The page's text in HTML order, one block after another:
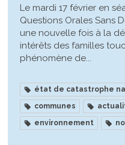
Le mardi 17 février en
Questions Orales Sans
une nouvelle fois à la
intérêts des familles
phénomène de...
état de catastrophe
communes
environnement